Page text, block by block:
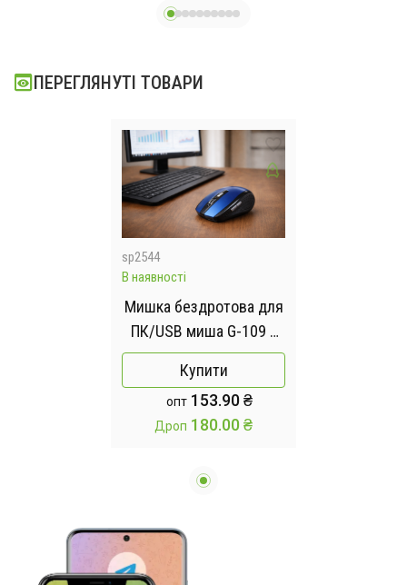
ПЕРЕГЛЯНУТІ ТОВАРИ
sp2544
В наявності
Мишка бездротова для
ПК/USB миша G-109 з
ергономічним
дизайном
Купити
опт 153.90 ₴
Дроп 180.00 ₴